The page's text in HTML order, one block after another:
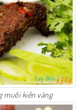
muối kiến vàng